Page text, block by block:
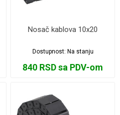
Nosač kablova 10x20
Dostupnost: Na stanju
840 RSD sa PDV-om